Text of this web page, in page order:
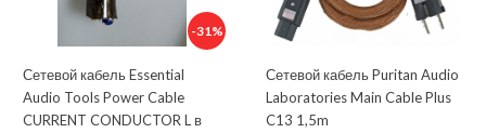
-31%
Сетевой кабель Essential
Audio Tools Power Cable
CURRENT CONDUCTOR L в
Сетевой кабель Puritan Audio
Laboratories Main Cable Plus
C13 1,5m